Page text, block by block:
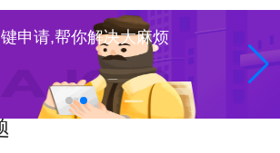
申请,帮你解决大麻烦